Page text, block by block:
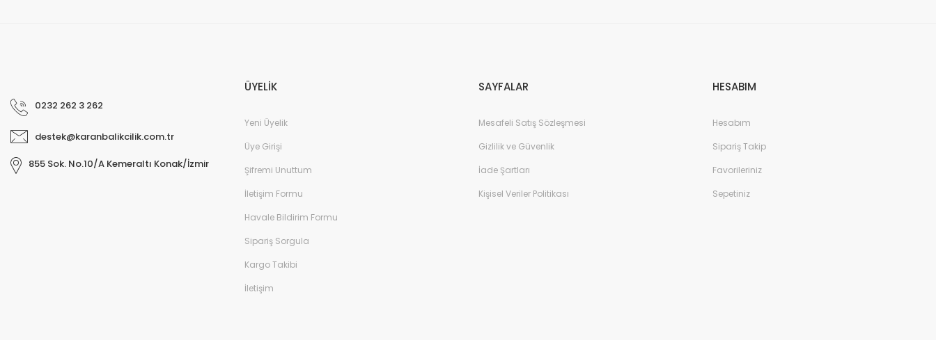
0232 262 3 262
destek@karanbalikcilik.com.tr
855 Sok. No.10/A Kemeraltı Konak/İzmir
ÜYELİK
Yeni Üyelik
Üye Girişi
Şifremi Unuttum
İletişim Formu
Havale Bildirim Formu
Sipariş Sorgula
Kargo Takibi
İletişim
SAYFALAR
Mesafeli Satış Sözleşmesi
Gizlilik ve Güvenlik
İade Şartları
Kişisel Veriler Politikası
HESABIM
Hesabım
Sipariş Takip
Favorileriniz
Sepetiniz